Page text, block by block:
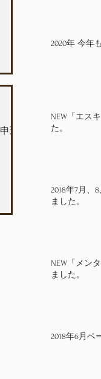
2020年 今年
NEW「エス
た。
2018年7月、
ました。
NEW「メン
ました。
2018年6月ベ
込